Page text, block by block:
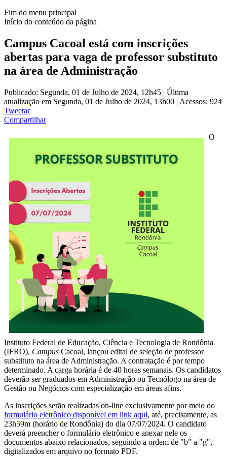
Fim do menu principal
Início do conteúdo da página
Campus Cacoal está com inscrições
abertas para vaga de professor substituto
na área de Administração
Publicado: Segunda, 01 de Julho de 2024, 12h45 | Última
atualização em Segunda, 01 de Julho de 2024, 13h00 | Acessos: 924
Tweetar
Compartilhar
O
Instituto Federal de Educação, Ciência e Tecnologia de Rondônia
(IFRO), Campus Cacoal, lançou edital de seleção de professor
substituto na área de Administração. A contratação é por tempo
determinado. A carga horária é de 40 horas semanais. Os candidatos
deverão ser graduados em Administração ou Tecnólogo na área de
Gestão ou Negócios com especialização em áreas afins.
As inscrições serão realizadas on-line exclusivamente por meio do
formulário eletrônico disponível em link aqui, até, precisamente, as
23h59m (horário de Rondônia) do dia 07/07/2024. O candidato
deverá preencher o formulário eletrônico e anexar nele os
documentos abaixo relacionados, seguindo a ordem de "b" a "g",
digitalizados em arquivo no formato PDF.